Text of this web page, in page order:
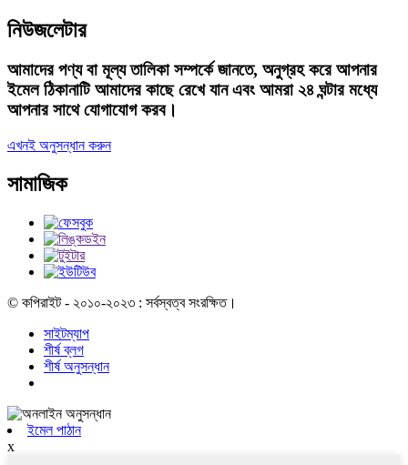
নিউজলেটার
আমাদের পণ্য বা মূল্য তালিকা সম্পর্কে জানতে, অনুগ্রহ করে আপনার
ইমেল ঠিকানাটি আমাদের কাছে রেখে যান এবং আমরা ২৪ ঘন্টার মধ্যে
আপনার সাথে যোগাযোগ করব।
এখনই অনুসন্ধান করুন
সামাজিক
© কপিরাইট - ২০১০-২০২৩ : সর্বস্বত্ব সংরক্ষিত।
সাইটম্যাপ
শীর্ষ ব্লগ
শীর্ষ অনুসন্ধান
ইমেল পাঠান
x